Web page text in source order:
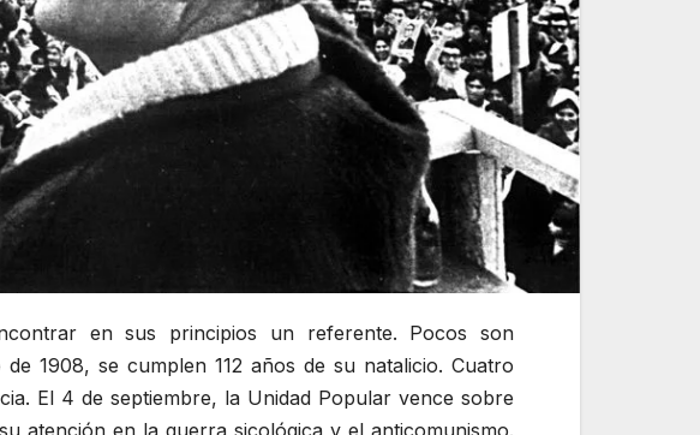
en sus principios un referente. Pocos son
1908, se cumplen 112 años de su natalicio. Cuatro
El 4 de septiembre, la Unidad Popular vence sobre